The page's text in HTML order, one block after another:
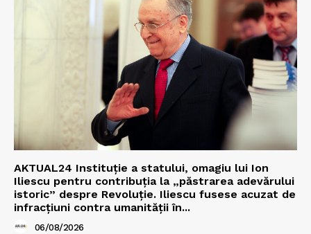
AKTUAL24 Instituție a statului, omagiu lui Ion
Iliescu pentru contribuția la „păstrarea adevărului
istoric” despre Revoluție. Iliescu fusese acuzat de
infracțiuni contra umanității în...
06/08/2026